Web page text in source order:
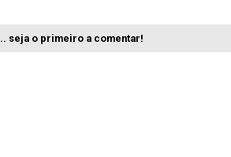
seja o primeiro a comentar!